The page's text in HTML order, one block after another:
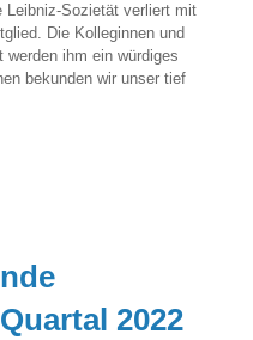
Leibniz-Sozietät verliert mit
Die Kolleginnen und
werden ihm ein würdiges
bekunden wir unser tief
2022